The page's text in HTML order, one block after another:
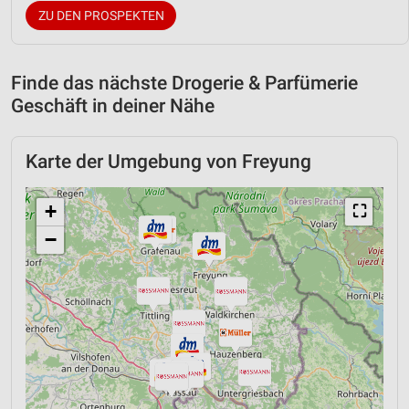
ZU DEN PROSPEKTEN
Finde das nächste Drogerie & Parfümerie
Geschäft in deiner Nähe
Karte der Umgebung von Freyung
⛶
+
−